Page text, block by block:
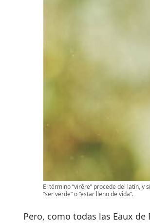
El término “virēre” procede del latín, y
“ser verde” o “estar lleno de vida”.
Pero, como todas las Eaux de